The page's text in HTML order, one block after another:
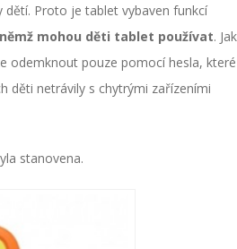
Proto je tablet vybaven funkcí
mohou děti tablet používat.
odemknout pouze pomocí hesla, které
děti netrávily s chytrými zařízeními
stanovena.